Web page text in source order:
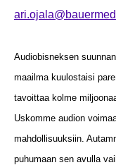
Audiobisneksen
maailma kuulostaisi
tavoittaa kolme
Uskomme audion
mahdollisuuksiin.
puhumaan sen avulla